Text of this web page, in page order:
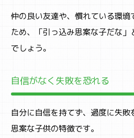
仲の良い友達や、慣れている環境
ため、「引っ込み思案な子だな
でしょう。
自信がなく失敗を恐れる
自分に自信を持てず、過度に失
思案な子供の特徴です。